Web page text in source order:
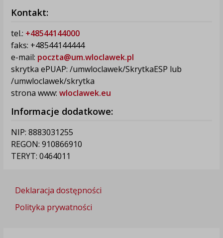
Kontakt:
tel.: +48544144000
faks: +48544144444
e-mail: poczta@um.wloclawek.pl
skrytka ePUAP: /umwloclawek/SkrytkaESP lub
/umwloclawek/skrytka
strona www: wloclawek.eu
Informacje dodatkowe:
NIP: 8883031255
REGON: 910866910
TERYT: 0464011
Deklaracja dostępności
Polityka prywatności